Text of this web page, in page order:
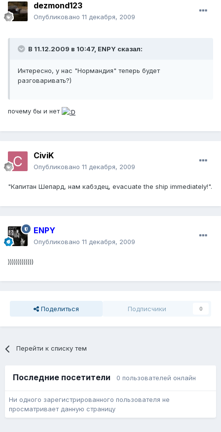
dezmond123
Опубликовано 11 декабря, 2009
В 11.12.2009 в 10:47, ENPY сказал:
Интересно, у нас "Нормандия" теперь будет
разговаривать?)
почему бы и нет
CiviK
Опубликовано 11 декабря, 2009
"Капитан Шепард, нам кабздец, evacuate the ship immediately!".
ENPY
Опубликовано 11 декабря, 2009
)))))))))))))
Поделиться Подписчики 0
Перейти к списку тем
Последние посетители 0 пользователей онлайн
Ни одного зарегистрированного пользователя не
просматривает данную страницу